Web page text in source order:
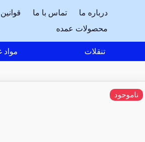
درباره ما تماس با ما
محصولات عمده
تنقلات مواد
ناموجود